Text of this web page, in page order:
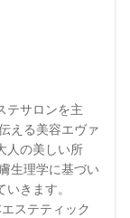
テサロンを主
える美容エヴァ
人の美しい所
生理学に基づい
きます。
ステティック